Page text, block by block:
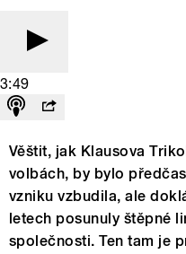
3:49
Věštit, jak Klausova
volbách, by bylo
vzniku vzbudila, ale
letech posunuly štěpné
společnosti. Ten tam je